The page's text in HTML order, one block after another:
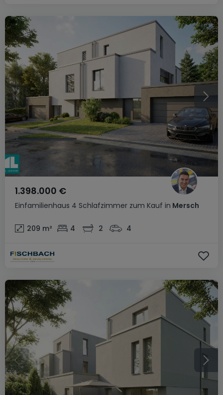
Einfamilienhaus 4 Schlafzimmer zum Kauf in Mersch
1.398.000 €
209 m² 4 2 4